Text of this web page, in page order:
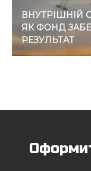
ВНУТРІШНІЙ
ЯК ФОНД
РЕЗУЛЬТАТ